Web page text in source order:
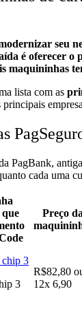
seu
é oferecer o
maquininhas
lista com as
principais
PagBank,
cada uma
que
Preço da
3
R$82,80
12x 6,90